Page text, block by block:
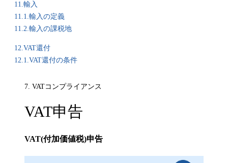
11.輸入
11.1.輸入の定義
11.2.輸入の課税地
12.VAT還付
12.1.VAT還付の条件
7. VATコンプライアンス
VAT申告
VAT(付加価値税)申告